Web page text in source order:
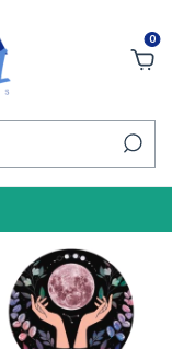
0